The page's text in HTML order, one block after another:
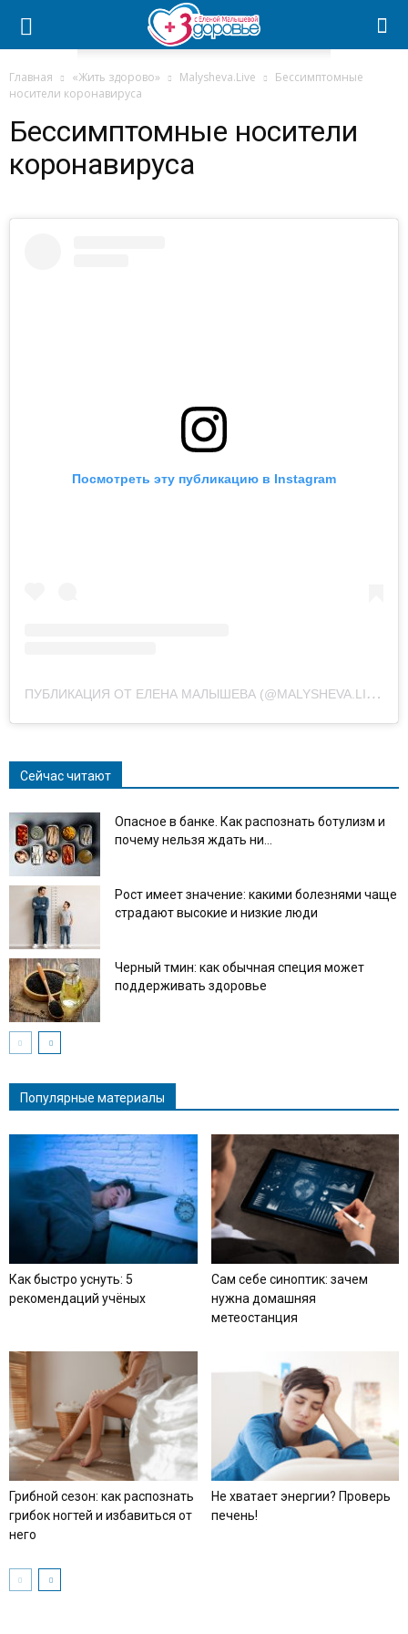
Главная «Жить здорово» Malysheva.Live
Бессимптомные
носители коронавируса
Бессимптомные носители
коронавируса
Посмотреть эту публикацию в Instagram
П
УБЛИКАЦИЯ ОТ ЕЛЕНА МАЛЫШЕВА (@MALYSHEVA.LIVE)
Сейчас читают
Опасное в банке. Как распознать ботулизм и
почему нельзя ждать ни...
Рост имеет значение: какими болезнями чаще
страдают высокие и низкие люди
Черный тмин: как обычная специя может
поддерживать здоровье
Популярные материалы
Как быстро уснуть: 5
рекомендаций учёных
Сам себе синоптик: зачем
нужна домашняя
метеостанция
Грибной сезон: как распознать
грибок ногтей и избавиться от
него
Не хватает энергии? Проверь
печень!